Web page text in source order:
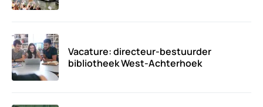
Vacature: directeur-bestuurder
bibliotheek West-Achterhoek